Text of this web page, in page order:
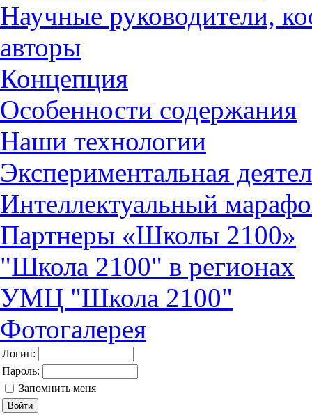
Научные руководители,
авторы
Концепция
Особенности содержания
Наши технологии
Экспериментальная
Интеллектуальный
Партнеры «Школы 2100»
"Школа 2100" в регионах
УМЦ "Школа 2100"
Фотогалерея
Логин:
Пароль:
Запомнить меня